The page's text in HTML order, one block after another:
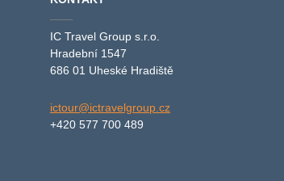
IC Travel Group s.r.o.
Hradební 1547
686 01 Uheské Hradiště
ictour@ictravelgroup.cz
+420 577 700 489